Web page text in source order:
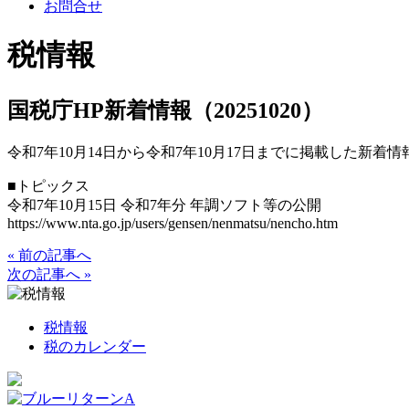
お問合せ
税情報
国税庁HP新着情報（20251020）
令和7年10月14日から令和7年10月17日までに掲載した新着情
■トピックス
令和7年10月15日 令和7年分 年調ソフト等の公開
https://www.nta.go.jp/users/gensen/nenmatsu/nencho.htm
« 前の記事へ
次の記事へ »
税情報
税のカレンダー